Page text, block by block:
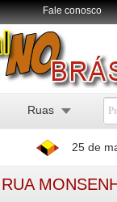
Fale conosco
Ruas
25 de
RUA